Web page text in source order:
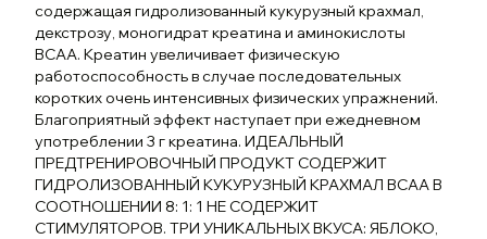
содержащая гидролизованный кукурузный крахмал,
декстрозу, моногидрат креатина и аминокислоты
BCAA. Креатин увеличивает физическую
работоспособность в случае последовательных
коротких очень интенсивных физических упражнений.
Благоприятный эффект наступает при ежедневном
употреблении 3 г креатина. ИДЕАЛЬНЫЙ
ПРЕДТРЕНИРОВОЧНЫЙ ПРОДУКТ СОДЕРЖИТ
ГИДРОЛИЗОВАННЫЙ КУКУРУЗНЫЙ КРАХМАЛ BCAA В
СООТНОШЕНИИ 8: 1: 1 НЕ СОДЕРЖИТ
СТИМУЛЯТОРОВ. ТРИ УНИКАЛЬНЫХ ВКУСА: ЯБЛОКО,